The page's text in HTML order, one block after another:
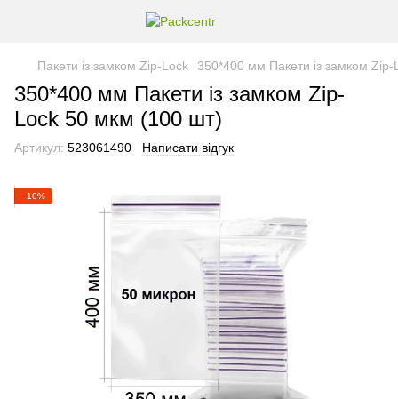
Пакети із замком Zip-Lock 350*400 мм Пакети із замком
350*400 мм Пакети із замком Zip-
Lock 50 мкм (100 шт)
Артикул: 523061490 Написати відгук
−10%